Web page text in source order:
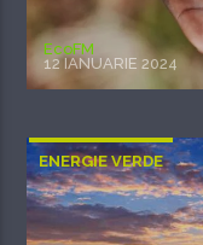
EcoFM
12 IANUARIE 2024
ENERGIE VERDE